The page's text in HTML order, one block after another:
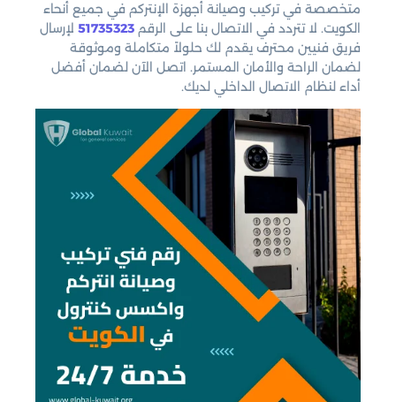
متخصصة في تركيب وصيانة أجهزة الإنتركم في جميع أنحاء
الكويت. لا تتردد في الاتصال بنا على الرقم 51735323 لإرسال
فريق فنيين محترف يقدم لك حلولاً متكاملة وموثوقة
لضمان الراحة والأمان المستمر. اتصل الآن لضمان أفضل
أداء لنظام الاتصال الداخلي لديك.